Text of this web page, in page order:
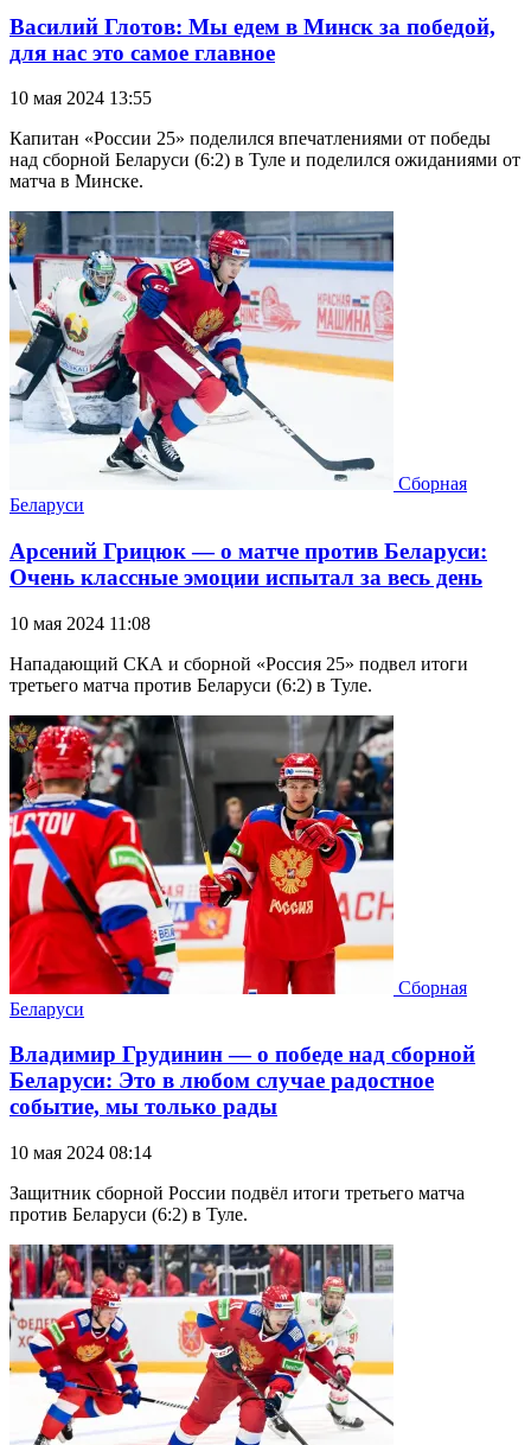
Василий Глотов: Мы едем в Минск за победой,
для нас это самое главное
10 мая 2024 13:55
Капитан «России 25» поделился впечатлениями от победы
над сборной Беларуси (6:2) в Туле и поделился ожиданиями от
матча в Минске.
Сборная
Беларуси
Арсений Грицюк — о матче против Беларуси:
Очень классные эмоции испытал за весь день
10 мая 2024 11:08
Нападающий СКА и сборной «Россия 25» подвел итоги
третьего матча против Беларуси (6:2) в Туле.
Сборная
Беларуси
Владимир Грудинин — о победе над сборной
Беларуси: Это в любом случае радостное
событие, мы только рады
10 мая 2024 08:14
Защитник сборной России подвёл итоги третьего матча
против Беларуси (6:2) в Туле.